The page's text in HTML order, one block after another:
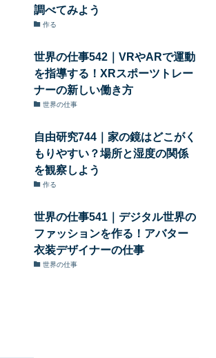
調べてみよう
作る
世界の仕事542｜VRやARで運動
を指導する！XRスポーツトレー
ナーの新しい働き方
世界の仕事
自由研究744｜家の鏡はどこがく
もりやすい？場所と湿度の関係
を観察しよう
作る
世界の仕事541｜デジタル世界の
ファッションを作る！アバター
衣装デザイナーの仕事
世界の仕事